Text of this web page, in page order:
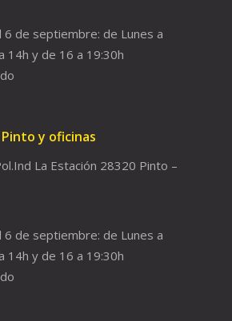
6 de septiembre: de Lunes a
14h y de 16 a 19:30h
Pinto y oficinas
La Estación 28320 Pinto –
6 de septiembre: de Lunes a
14h y de 16 a 19:30h